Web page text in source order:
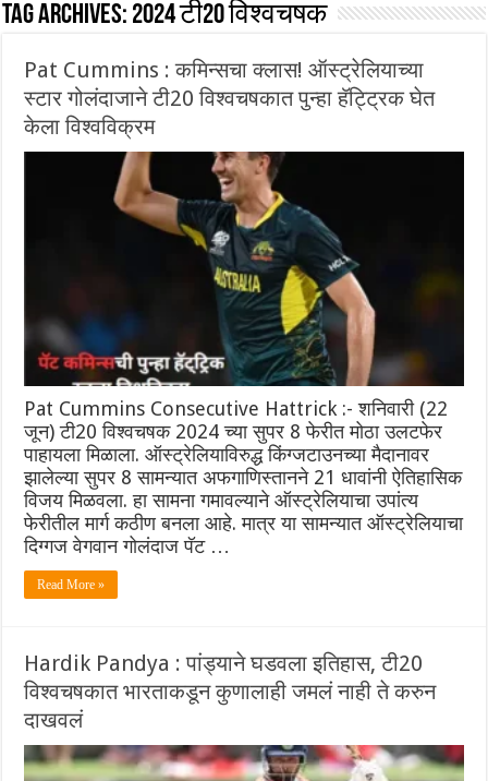
Tag Archives: 2024 टी20 विश्वचषक
Pat Cummins : कमिन्सचा क्लास! ऑस्ट्रेलियाच्या
स्टार गोलंदाजाने टी20 विश्वचषकात पुन्हा हॅट्ट्रिक घेत
केला विश्वविक्रम
Pat Cummins Consecutive Hattrick :- शनिवारी (22
जून) टी20 विश्वचषक 2024 च्या सुपर 8 फेरीत मोठा उलटफेर
पाहायला मिळाला. ऑस्ट्रेलियाविरुद्ध किंग्जटाउनच्या मैदानावर
झालेल्या सुपर 8 सामन्यात अफगाणिस्तानने 21 धावांनी ऐतिहासिक
विजय मिळवला. हा सामना गमावल्याने ऑस्ट्रेलियाचा उपांत्य
फेरीतील मार्ग कठीण बनला आहे. मात्र या सामन्यात ऑस्ट्रेलियाचा
दिग्गज वेगवान गोलंदाज पॅट …
Read More »
Hardik Pandya : पांड्याने घडवला इतिहास, टी20
विश्वचषकात भारताकडून कुणालाही जमलं नाही ते करुन
दाखवलं